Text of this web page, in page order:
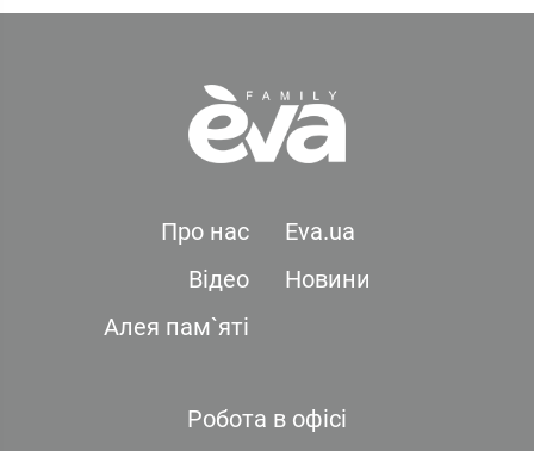
Про нас
Eva.ua
Відео
Новини
Алея пам`яті
Робота в офісі